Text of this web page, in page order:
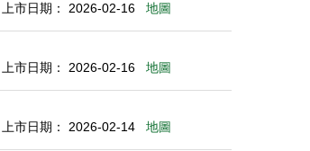
上市日期： 2026-02-16 地圖
上市日期： 2026-02-16 地圖
上市日期： 2026-02-14 地圖